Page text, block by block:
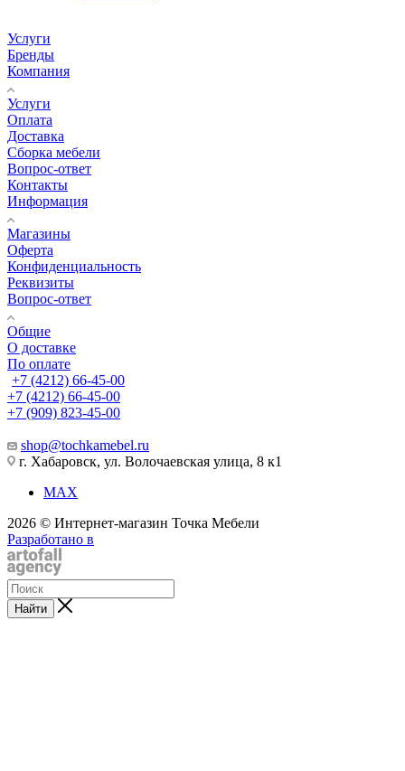
Услуги
Бренды
Компания
Услуги
Оплата
Доставка
Сборка мебели
Вопрос-ответ
Контакты
Информация
Магазины
Оферта
Конфиденциальность
Реквизиты
Вопрос-ответ
Общие
О доставке
По оплате
+7 (4212) 66-45-00
+7 (4212) 66-45-00
+7 (909) 823-45-00
shop@tochkamebel.ru
г. Хабаровск, ул. Волочаевская улица, 8 к1
MAX
2026 © Интернет-магазин Точка Мебели
Разработано в
Найти